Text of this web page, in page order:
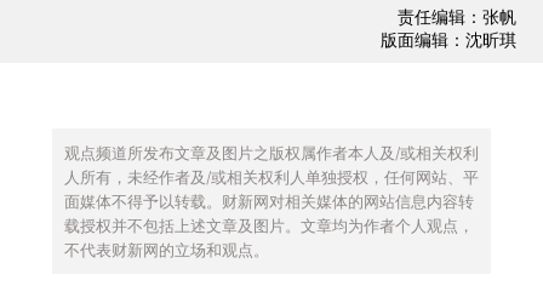
责任编辑：张帆
版面编辑：沈昕琪
观点频道所发布文章及图片之版权属作者本人及/或相关权利
人所有，未经作者及/或相关权利人单独授权，任何网站、平
面媒体不得予以转载。财新网对相关媒体的网站信息内容转
载授权并不包括上述文章及图片。文章均为作者个人观点，
不代表财新网的立场和观点。